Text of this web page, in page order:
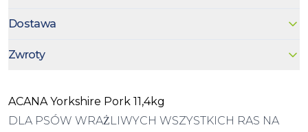
Dostawa
Zwroty
ACANA Yorkshire Pork 11,4kg
DLA PSÓW WRAŻLIWYCH WSZYSTKICH RAS NA